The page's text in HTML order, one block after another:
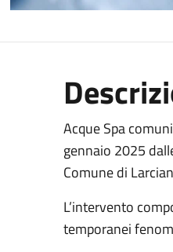
Acque Spa
gennaio 2025
Comune di
L’intervento
temporanei